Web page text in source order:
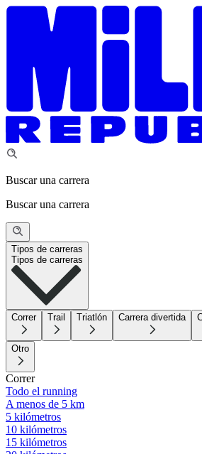
Buscar una carrera
Buscar una carrera
Tipos de carreras
Tipos de carreras
Correr Trail Triatlón Carrera divertida
Otro
Correr
Todo el running
A menos de 5 km
5 kilómetros
10 kilómetros
15 kilómetros